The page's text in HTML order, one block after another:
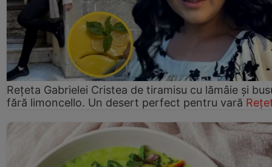
Rețeta Gabrielei Cristea de tiramisu cu lămâie și
fără limoncello. Un desert perfect pentru vară